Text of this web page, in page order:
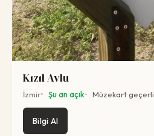
Kızıl Avlu
İzmir Şu an açık Müzekart geçerli
Bilgi Al